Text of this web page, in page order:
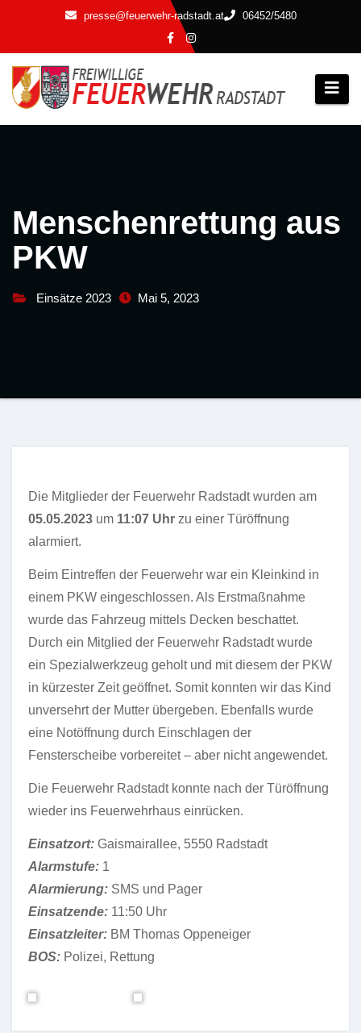
springen
presse@feuerwehr-radstadt.at 06452/5480
Menschenrettung aus
PKW
Einsätze 2023 Mai 5, 2023
Die Mitglieder der Feuerwehr Radstadt wurden am
05.05.2023 um 11:07 Uhr zu einer Türöffnung
alarmiert.
Beim Eintreffen der Feuerwehr war ein Kleinkind in
einem PKW eingeschlossen. Als Erstmaßnahme
wurde das Fahrzeug mittels Decken beschattet.
Durch ein Mitglied der Feuerwehr Radstadt wurde
ein Spezialwerkzeug geholt und mit diesem der PKW
in kürzester Zeit geöffnet. Somit konnten wir das Kind
unversehrt der Mutter übergeben. Ebenfalls wurde
eine Notöffnung durch Einschlagen der
Fensterscheibe vorbereitet – aber nicht angewendet.
Die Feuerwehr Radstadt konnte nach der Türöffnung
wieder ins Feuerwehrhaus einrücken.
Einsatzort: Gaismairallee, 5550 Radstadt
Alarmstufe: 1
Alarmierung: SMS und Pager
Einsatzende: 11:50 Uhr
Einsatzleiter: BM Thomas Oppeneiger
BOS: Polizei, Rettung